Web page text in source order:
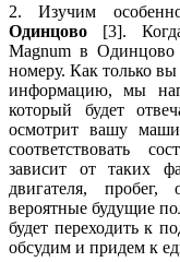
2. Изучим
Одинцово [3].
Magnum в
номеру. Как только
информацию, мы
который будет
осмотрит вашу
соответствовать
зависит от таких
двигателя, пробег,
вероятные будущие
будет переходить к
обсудим и придем к